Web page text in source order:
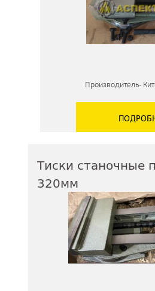
Производитель -
Тиски станочные
320мм